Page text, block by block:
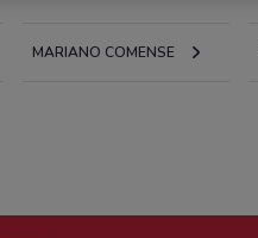
MARIANO COMENSE